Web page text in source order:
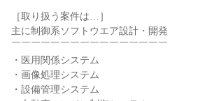
［取り扱う案件は…］
主に制御系ソフトウエア設計・開発
￣￣￣￣￣￣￣￣￣￣￣￣￣￣￣￣
・医用関係システム
・画像処理システム
・設備管理システム